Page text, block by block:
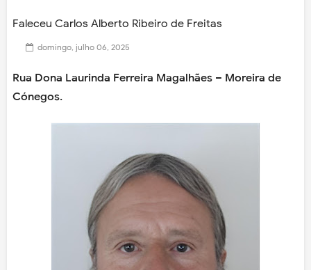
Faleceu Carlos Alberto Ribeiro de Freitas
domingo, julho 06, 2025
Rua Dona Laurinda Ferreira Magalhães – Moreira de
Cónegos.